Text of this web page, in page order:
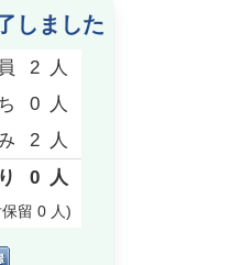
しました
2
人
0
人
2
人
0 人
保留0 人)